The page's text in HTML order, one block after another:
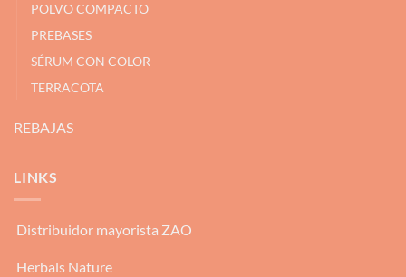
POLVO COMPACTO
PREBASES
SÉRUM CON COLOR
TERRACOTA
REBAJAS
LINKS
Distribuidor mayorista ZAO
Herbals Nature